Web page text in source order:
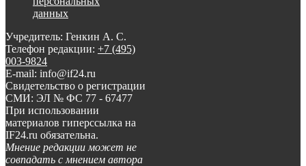
данных
Учредитель: Генкин А. С.
Телефон редакции: +7 (495)
003-9824
E-mail: info@if24.ru
Свидетельство о регистрации
СМИ: ЭЛ № ФС 77 - 67477
При использовании
материалов гиперссылка на
IF24.ru обязательна.
Мнение редакции может не
совпадать с мнением автора